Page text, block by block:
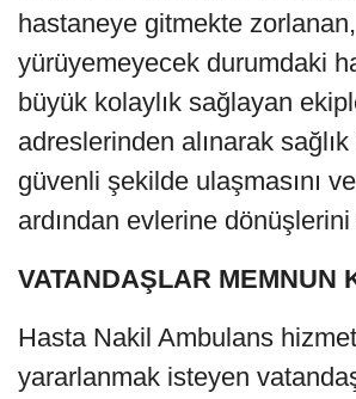
hastaneye gitmekte
yürüyemeyecek durumdaki
büyük kolaylık sağlayan
adreslerinden alınarak
güvenli şekilde ulaşmasını
ardından evlerine dönüşlerini
VATANDAŞLAR MEMNUN
Hasta Nakil Ambulans
yararlanmak isteyen